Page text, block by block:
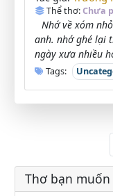
Thể thơ:Chưa
Nhớ về xóm
anh. nhớ ghé lại
ngày xưa nhiều
Tags:
Thơ bạn muốn